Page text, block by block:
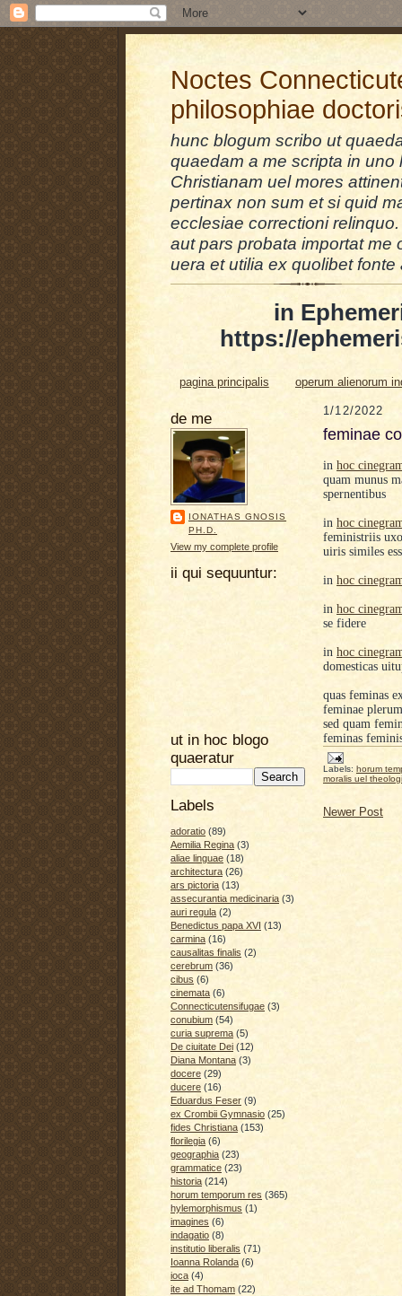
Noctes
philosophiae
hunc blogum scribo ut
quaedam a me scripta in
Christianam uel mores
pertinax non sum et si quid
ecclesiae correctioni
aut pars probata importat me
uera et utilia ex quolibet fonte
in
https://
pagina principalis operum alienorum
de me
IONATHAS GNOSIS
PH.D.
View my complete profile
ii qui sequuntur:
ut in hoc blogo
quaeratur
Labels
adoratio (89)
Aemilia Regina (3)
aliae linguae (18)
architectura (26)
ars pictoria (13)
assecurantia medicinaria (3)
auri regula (2)
Benedictus papa XVI (13)
carmina (16)
causalitas finalis (2)
cerebrum (36)
cibus (6)
cinemata (6)
Connecticutensifugae (3)
conubium (54)
curia suprema (5)
De ciuitate Dei (12)
Diana Montana (3)
docere (29)
ducere (16)
Eduardus Feser (9)
ex Crombii Gymnasio (25)
fides Christiana (153)
florilegia (6)
geographia (23)
grammatice (23)
historia (214)
horum temporum res (365)
hylemorphismus (1)
imagines (6)
indagatio (8)
institutio liberalis (71)
Ioanna Rolanda (6)
ioca (4)
ite ad Thomam (22)
1/12/2022
feminae
in hoc
quam munus
spernentibus
in hoc
feministriis
uiris similes
in hoc
in hoc
se fidere
in hoc
domesticas
quas feminas
feminae
sed quam
feminas
Labels: horum
moralis uel
Newer Post